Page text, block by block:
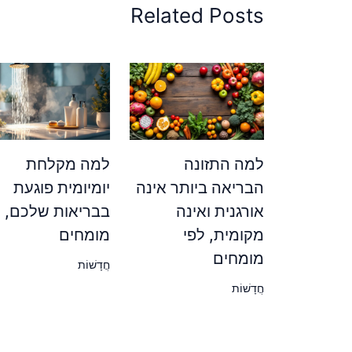
Related Posts
למה התזונה
הבריאה ביותר אינה
אורגנית ואינה
מקומית, לפי
מומחים
חֲדָשׁוֹת
למה מקלחת
יומיומית פוגעת
בבריאות שלכם,
מומחים
חֲדָשׁוֹת